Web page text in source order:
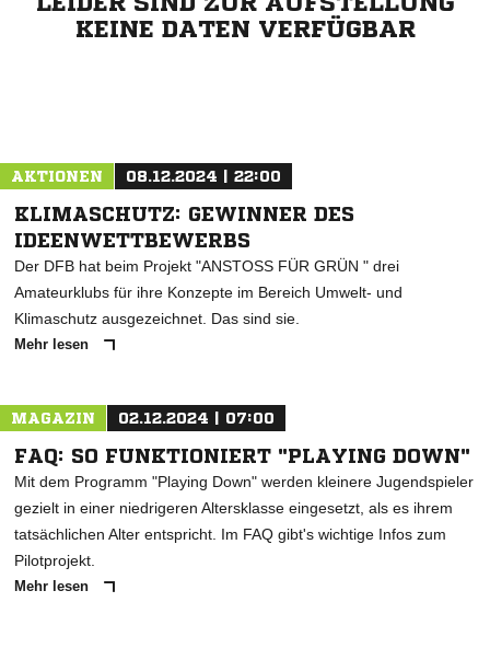
KEINE DATEN VERFÜGBAR
AKTIONEN 08.12.2024 | 22:00
KLIMASCHUTZ: GEWINNER DES
IDEENWETTBEWERBS
Der DFB hat beim Projekt "ANSTOSS FÜR GRÜN " drei
Amateurklubs für ihre Konzepte im Bereich Umwelt- und
Klimaschutz ausgezeichnet. Das sind sie.
Mehr lesen
MAGAZIN 02.12.2024 | 07:00
FAQ: SO FUNKTIONIERT "PLAYING DOWN"
Mit dem Programm "Playing Down" werden kleinere Jugendspieler
gezielt in einer niedrigeren Altersklasse eingesetzt, als es ihrem
tatsächlichen Alter entspricht. Im FAQ gibt's wichtige Infos zum
Pilotprojekt.
Mehr lesen